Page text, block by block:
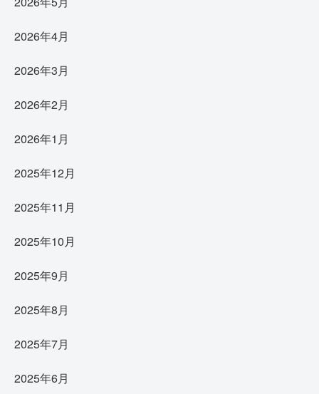
2026年4月
2026年3月
2026年2月
2026年1月
2025年12月
2025年11月
2025年10月
2025年9月
2025年8月
2025年7月
2025年6月